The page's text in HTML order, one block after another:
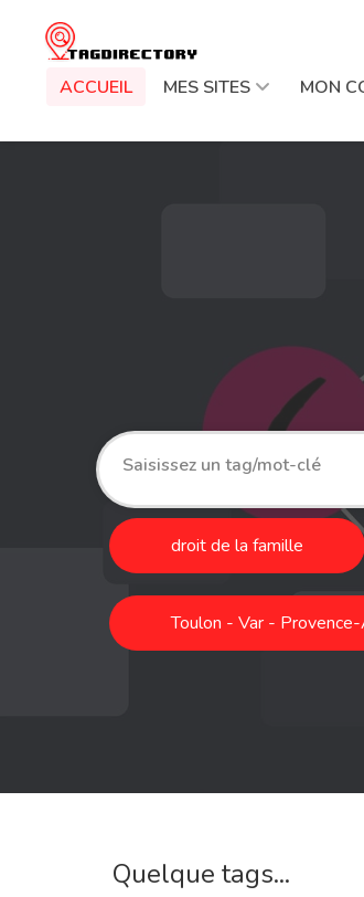
ACCUEIL MES SITES MON
droit de la famille
Toulon - Var -
Quelque tags...